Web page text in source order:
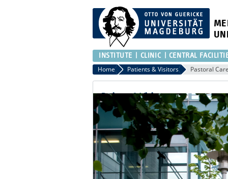
INSTITUTE CLINIC CENTRAL
Home Patients & Visitors Pastoral
Patients & Visitors